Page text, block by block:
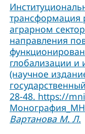
трансформация
аграрном
направления
глобализации
(научное
28-48. https://
Вартанова М. Л.